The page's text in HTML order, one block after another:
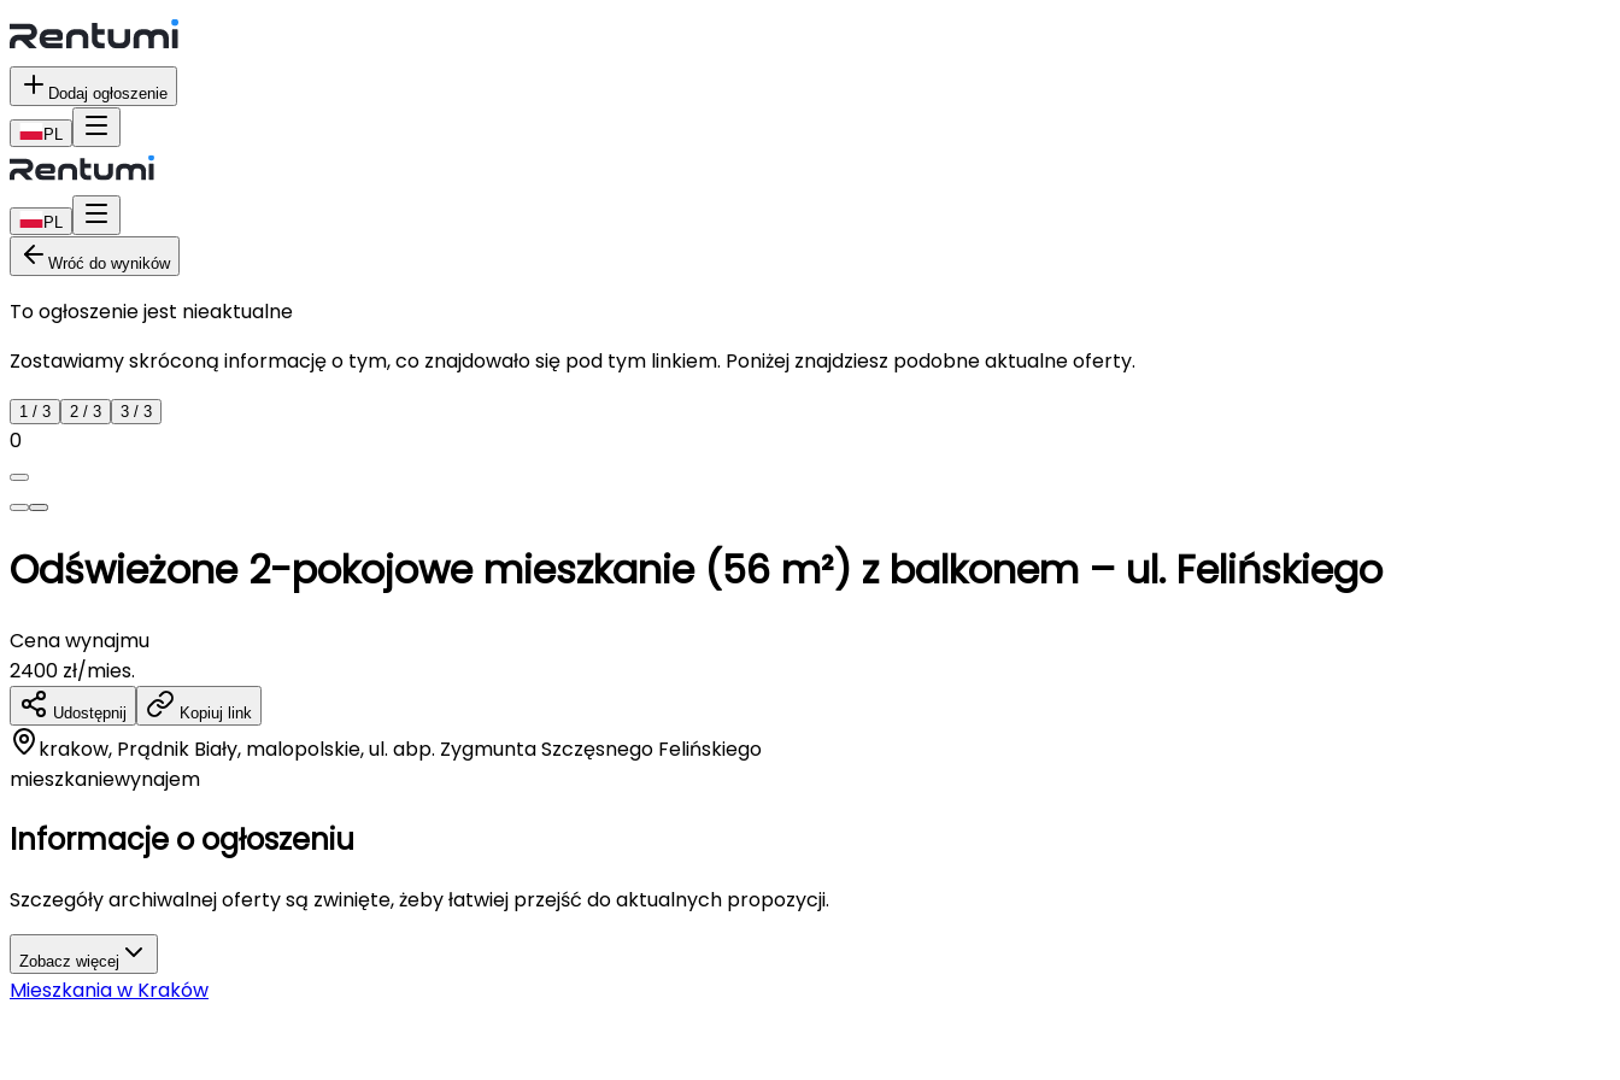
Dodaj ogłoszenie
PL
PL
Wróć do wyników
To ogłoszenie jest nieaktualne
Zostawiamy skróconą informację o tym, co znajdowało się pod tym linkiem. Poniżej znajdziesz podobne aktualne oferty.
1 / 3 2 / 3 3 / 3
0
Odświeżone 2-pokojowe mieszkanie (56 m²) z balkonem – ul. Felińskiego
Cena wynajmu
2400 zł/mies.
Udostępnij Kopiuj link
krakow, Prądnik Biały, malopolskie, ul. abp. Zygmunta Szczęsnego Felińskiego
mieszkaniewynajem
Informacje o ogłoszeniu
Szczegóły archiwalnej oferty są zwinięte, żeby łatwiej przejść do aktualnych propozycji.
Zobacz więcej
Mieszkaniaw Kraków